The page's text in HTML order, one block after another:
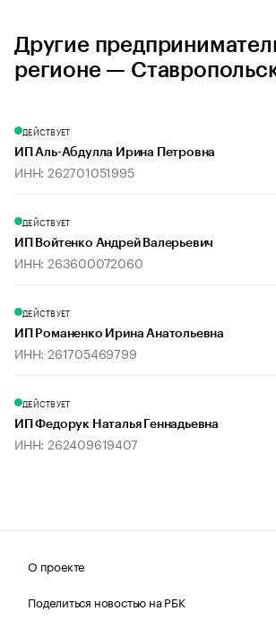
Другие
регионе —
ДЕЙСТВУЕТ
ИП Аль-Абдулла Ирина Петровна
ИНН: 262701051995
ДЕЙСТВУЕТ
ИП Войтенко Андрей Валерьевич
ИНН: 263600072060
ДЕЙСТВУЕТ
ИП Романенко Ирина Анатольевна
ИНН: 261705469799
ДЕЙСТВУЕТ
ИП Федорук Наталья Геннадьевна
ИНН: 262409619407
О проекте
Поделиться новостью на РБК